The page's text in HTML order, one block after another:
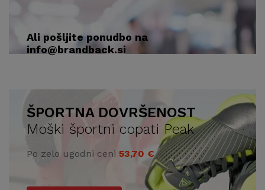
Ali pošljite ponudbo na
info@brandback.si
ŠPORTNA DOVRŠENOST
Moški športni copati Peak
Po zelo ugodni ceni 53,70 €